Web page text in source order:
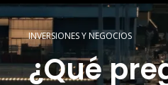
INVERSIONES Y NEGOCIOS
¿Qué